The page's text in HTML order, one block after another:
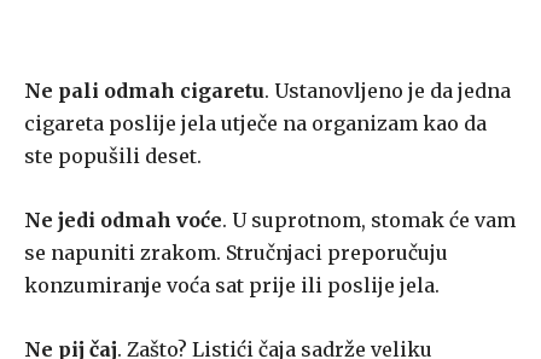
Ne pali odmah cigaretu. Ustanovljeno je da jedna
cigareta poslije jela utječe na organizam kao da
ste popušili deset.
Ne jedi odmah voće. U suprotnom, stomak će vam
se napuniti zrakom. Stručnjaci preporučuju
konzumiranje voća sat prije ili poslije jela.
Ne pij čaj. Zašto? Listići čaja sadrže veliku